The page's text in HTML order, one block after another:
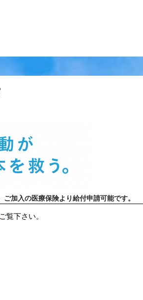
加入の医療保険より給付申請可能です。
ご覧下さい。